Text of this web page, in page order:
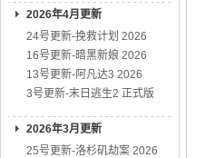
2026年4月更新
24号更新-挽救计划 2026
16号更新-暗黑新娘 2026
13号更新-阿凡达3 2026
3号更新-末日逃生2 正式版
2026年3月更新
25号更新-洛杉矶劫案 2026